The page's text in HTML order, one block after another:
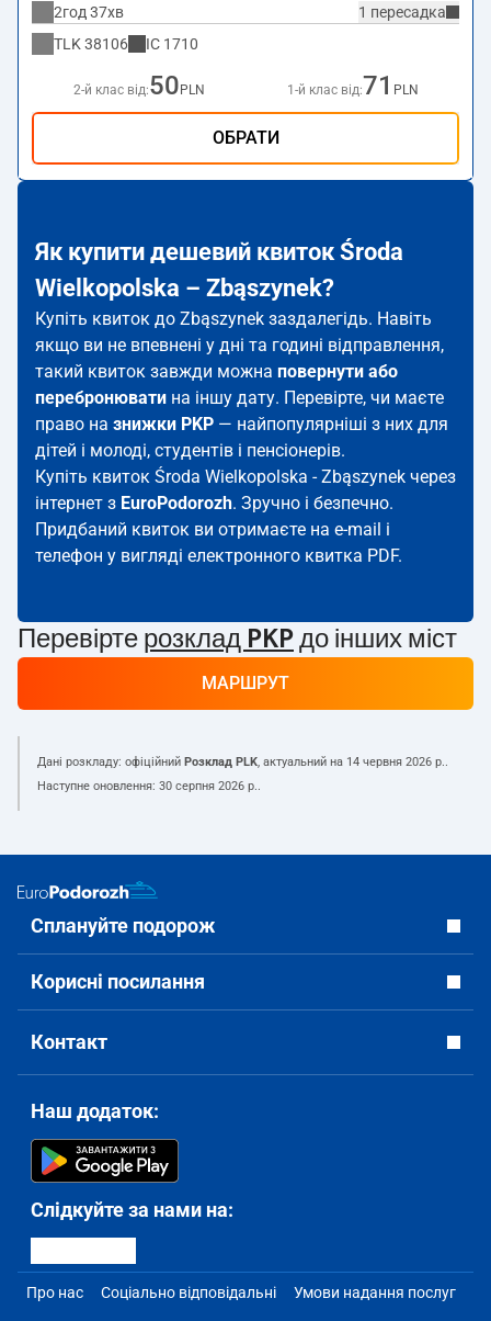
1 пересадка
2год 37хв
TLK 38106 IC 1710
2-й клас від:50 PLN 1-й клас від:71 PLN
ОБРАТИ
Як купити дешевий квиток Środa
Wielkopolska – Zbąszynek?
Купіть квиток до Zbąszynek заздалегідь. Навіть
якщо ви не впевнені у дні та годині відправлення,
такий квиток завжди можна повернути або
перебронювати на іншу дату. Перевірте, чи маєте
право на знижки PKP — найпопулярніші з них для
дітей і молоді, студентів і пенсіонерів.
Купіть квиток Środa Wielkopolska - Zbąszynek через
інтернет з EuroPodorozh. Зручно і безпечно.
Придбаний квиток ви отримаєте на e-mail і
телефон у вигляді електронного квитка PDF.
Перевірте розклад PKP до інших міст
МАРШРУТ
Дані розкладу: офіційний Розклад PLK, актуальний на 14 червня 2026 р..
Наступне оновлення: 30 серпня 2026 р..
Сплануйте подорож
Корисні посилання
Контакт
Наш додаток:
Слідкуйте за нами на:
Про нас Соціально відповідальні Умови надання послуг